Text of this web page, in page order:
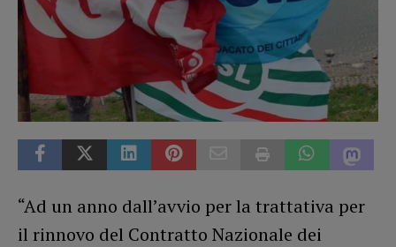
“Ad un anno dall’avvio per la trattativa per
il rinnovo del Contratto Nazionale dei